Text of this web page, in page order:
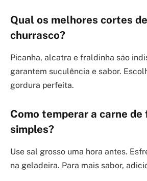
Qual os melhores cortes
churrasco?
Picanha, alcatra e fraldinha são
garantem suculência e sabor.
gordura perfeita.
Como temperar a carne de
simples?
Use sal grosso uma hora antes.
na geladeira. Para mais sabor,